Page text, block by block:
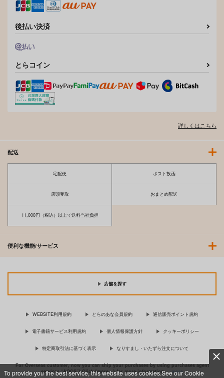
To provide you the best service, this website uses cookies.See our Cookie
後払い決済
とらコイン
詳しくはこちら
配送
宅配便 ポスト投函
店頭受取 おまとめ配送
11,000円（税込）以上で送料当社負担
便利な機能/サービス
店舗を探す
WEBSITE利用規約 とらのあな会員規約 通信販売ポイント規約
電子書籍サービス利用規約 個人情報保護方針 クッキーポリシー
特定商取引法に基づく表示 なりすまし・いたずら注文について
For Overseas customer, now you can ship your purchases by using purchases agent
services “AOCS”! Click {more…} for more information …more